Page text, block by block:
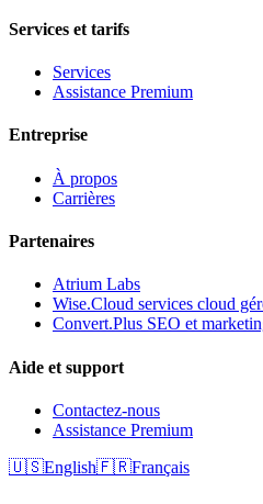
Services et tarifs
Services
Assistance Premium
Entreprise
À propos
Carrières
Partenaires
Atrium Labs
Wise.Cloud services cloud
Convert.Plus SEO et
Aide et support
Contactez-nous
Assistance Premium
🇺🇸English🇫🇷Français